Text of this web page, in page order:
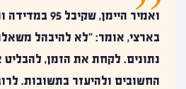
ואמיר היימן
בארצי, אומר: "לא להיבהל
נתונים. לקחת את הזמן, להבליט
החשובים ולהיעזר בתשובות.